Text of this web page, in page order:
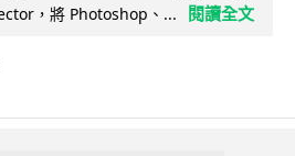
，將 Photoshop、...
閱讀全文